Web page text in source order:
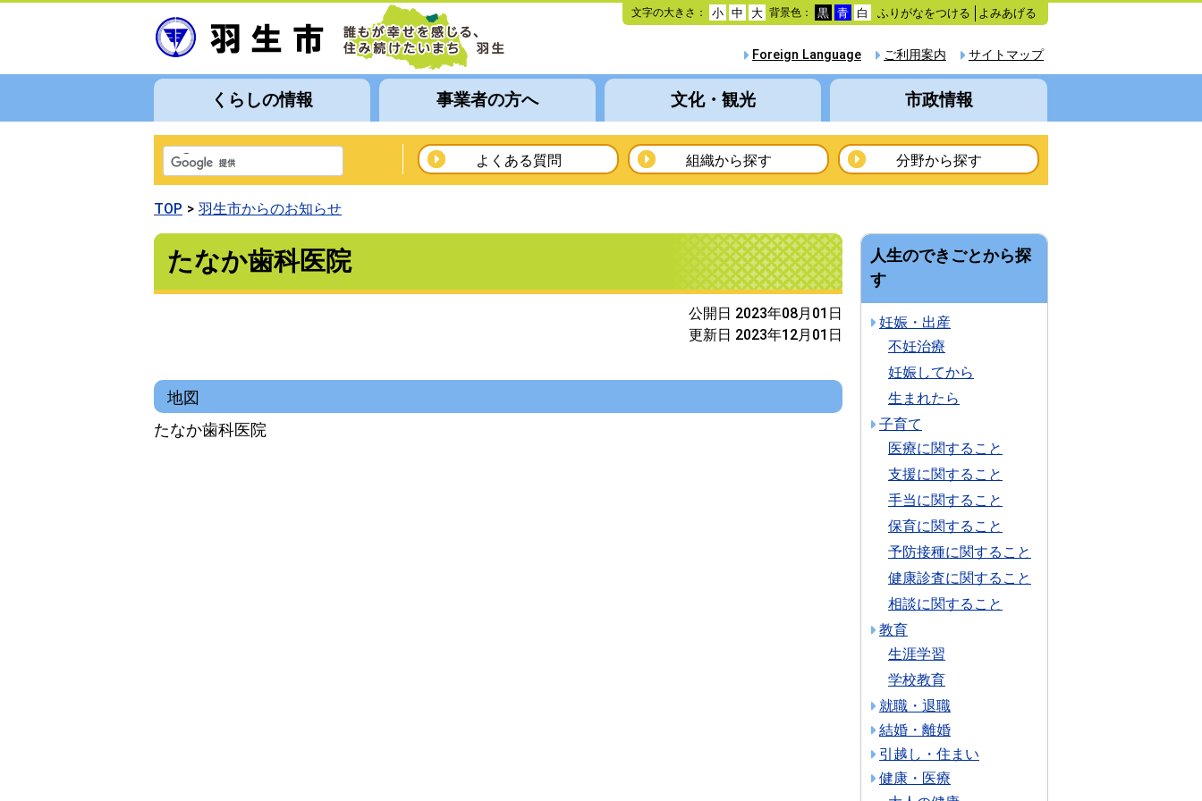
本
文
動
文字の大きさ： 小 中 大 背景色： 黒 青 白 ふりがなをつける よみあげる
サイトマップ
ご利用案内
Foreign Language
くらしの情報 事業者の方へ 文化・観光 市政情報
よくある質問 組織から探す 分野から探す
TOP 羽生市からのお知らせ
たなか歯科医院
公開日 2023年08月01日
更新日 2023年12月01日
地図
たなか歯科医院
人生のできごとから探
す
妊娠・出産
不妊治療
妊娠してから
生まれたら
子育て
医療に関すること
支援に関すること
手当に関すること
保育に関すること
予防接種に関すること
健康診査に関すること
相談に関すること
教育
生涯学習
学校教育
就職・退職
結婚・離婚
引越し・住まい
健康・医療